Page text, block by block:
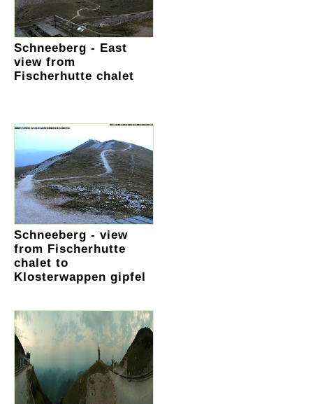
Schneeberg - East
view from
Fischerhutte chalet
Schneeberg - view
from Fischerhutte
chalet to
Klosterwappen gipfel